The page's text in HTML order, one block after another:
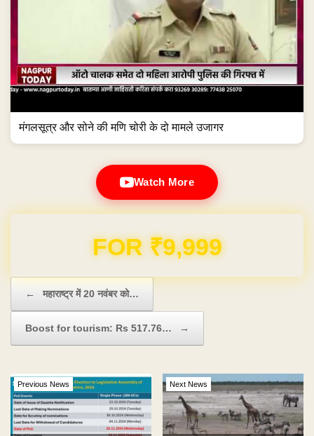
मंगलसूत्र और सोने की मणि चोरी के दो मामले उजागर
Watch More
Domain & Hosting FREE for 1 Year
← महाराष्ट्र में 20 नवंबर को…
Boost for tourism: Rs 517.76… →
Previous News Next News